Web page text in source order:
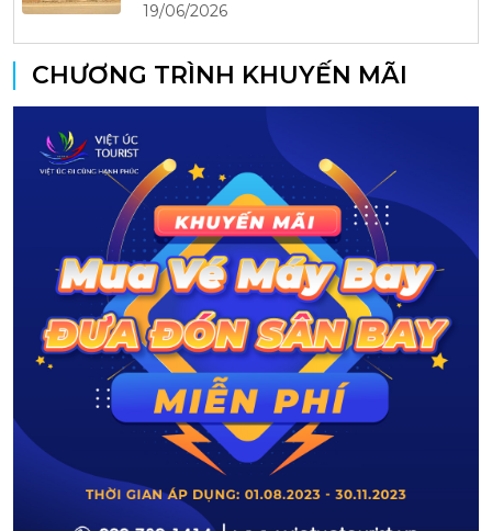
19/06/2026
CHƯƠNG TRÌNH KHUYẾN MÃI